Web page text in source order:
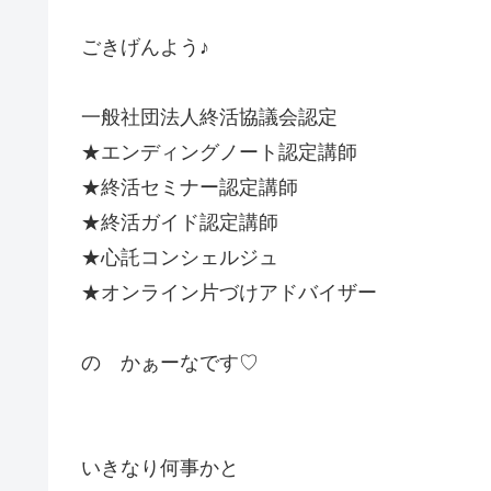
ごきげんよう♪
一般社団法人終活協議会認定
★エンディングノート認定講師
★終活セミナー認定講師
★終活ガイド認定講師
★心託コンシェルジュ
★オンライン片づけアドバイザー
の かぁーなです♡
いきなり何事かと